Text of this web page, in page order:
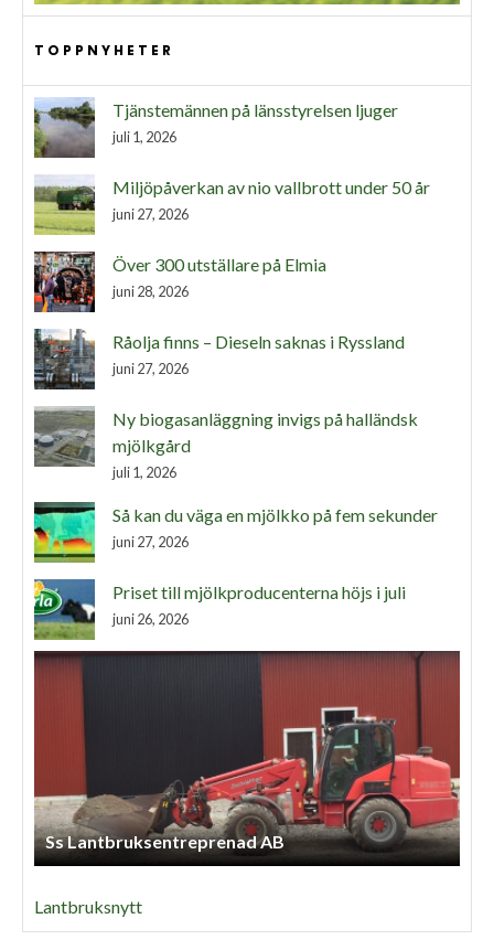
TOPPNYHETER
Tjänstemännen på länsstyrelsen ljuger
juli 1, 2026
Miljöpåverkan av nio vallbrott under 50 år
juni 27, 2026
Över 300 utställare på Elmia
juni 28, 2026
Råolja finns – Dieseln saknas i Ryssland
juni 27, 2026
Ny biogasanläggning invigs på halländsk
mjölkgård
juli 1, 2026
Så kan du väga en mjölkko på fem sekunder
juni 27, 2026
Priset till mjölkproducenterna höjs i juli
juni 26, 2026
Ss Lantbruksentreprenad AB
Lantbruksnytt